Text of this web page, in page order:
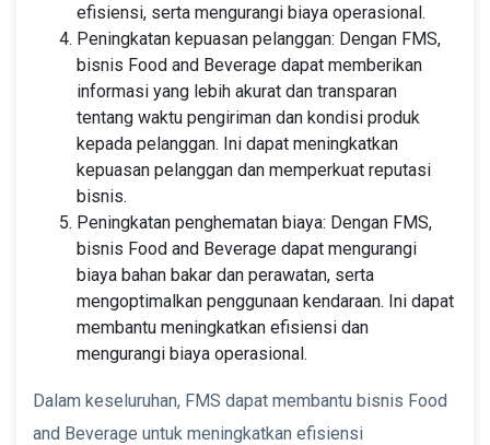
efisiensi, serta mengurangi biaya operasional.
Peningkatan kepuasan pelanggan: Dengan FMS,
bisnis Food and Beverage dapat memberikan
informasi yang lebih akurat dan transparan
tentang waktu pengiriman dan kondisi produk
kepada pelanggan. Ini dapat meningkatkan
kepuasan pelanggan dan memperkuat reputasi
bisnis.
Peningkatan penghematan biaya: Dengan FMS,
bisnis Food and Beverage dapat mengurangi
biaya bahan bakar dan perawatan, serta
mengoptimalkan penggunaan kendaraan. Ini dapat
membantu meningkatkan efisiensi dan
mengurangi biaya operasional.
Dalam keseluruhan, FMS dapat membantu bisnis Food
and Beverage untuk meningkatkan efisiensi